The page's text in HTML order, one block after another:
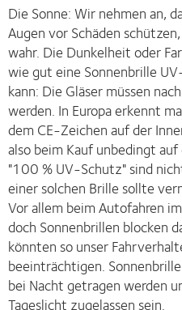
Die Sonne: Wir nehmen an,
Augen vor Schäden
wahr. Die Dunkelheit oder
wie gut eine Sonnenbrille
kann: Die Gläser müssen
werden. In Europa erkennt
dem CE-Zeichen auf der
also beim Kauf unbedingt
"100 % UV-Schutz" sind
einer solchen Brille sollte
Vor allem beim Autofahren
doch Sonnenbrillen blocken
könnten so unser
beeinträchtigen.
bei Nacht getragen werden
Tageslicht zugelassen sein.